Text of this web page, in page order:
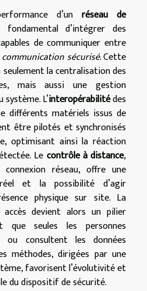
d’un réseau de
d’intégrer des
de communiquer entre
sécurisé. Cette
la centralisation des
mais aussi une gestion
système. L’interopérabilitédes
différents matériels issus de
être pilotés et synchronisés
optimisant ainsi la réaction
Le contrôle à distance,
réseau, offre une
et la possibilité d’agir
physique sur site. La
devient alors un pilier
que seules les personnes
ou consultent les données
méthodes, dirigées par une
favorisent l’évolutivité et
du dispositif de sécurité.